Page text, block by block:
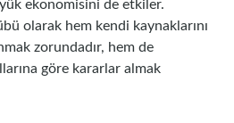
ekonomisini de etkiler.
olarak hem kendi kaynaklarını
zorundadır, hem de
göre kararlar almak